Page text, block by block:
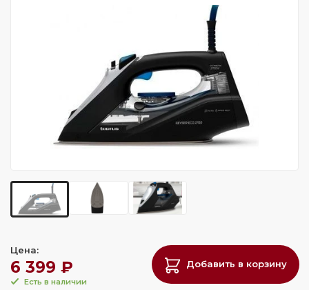
Цена:
6 399 ₽
Есть в наличии
Добавить в корзину